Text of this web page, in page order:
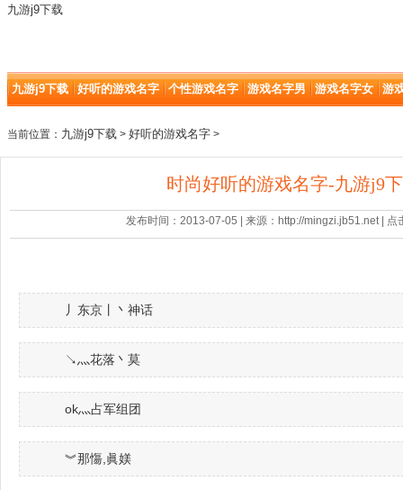
九游j9下载
九游j9下载 好听的游戏名字 个性游戏名字 游戏名字男 游戏名字女 游
当前位置： 九游j9下载 > 好听的游戏名字 >
时尚好听的游戏名字-九游j9
发布时间：2013-07-05 | 来源：http://mingzi.jb51.net | 点
丿东京丨丶神话
↘灬花落丶莫
ok灬占军组团
︾那慯,眞媄